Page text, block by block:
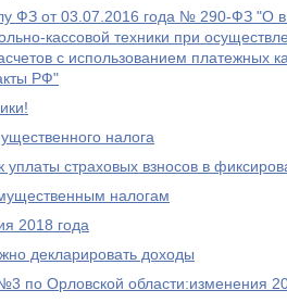
ФЗ от 03.07.2016 года № 290-ФЗ "О
кассовой техники при
с использованием платежных
РФ"
налога
уплаты страховых взносов в
налогам
2018 года
декларировать доходы
по Орловской области:изменения